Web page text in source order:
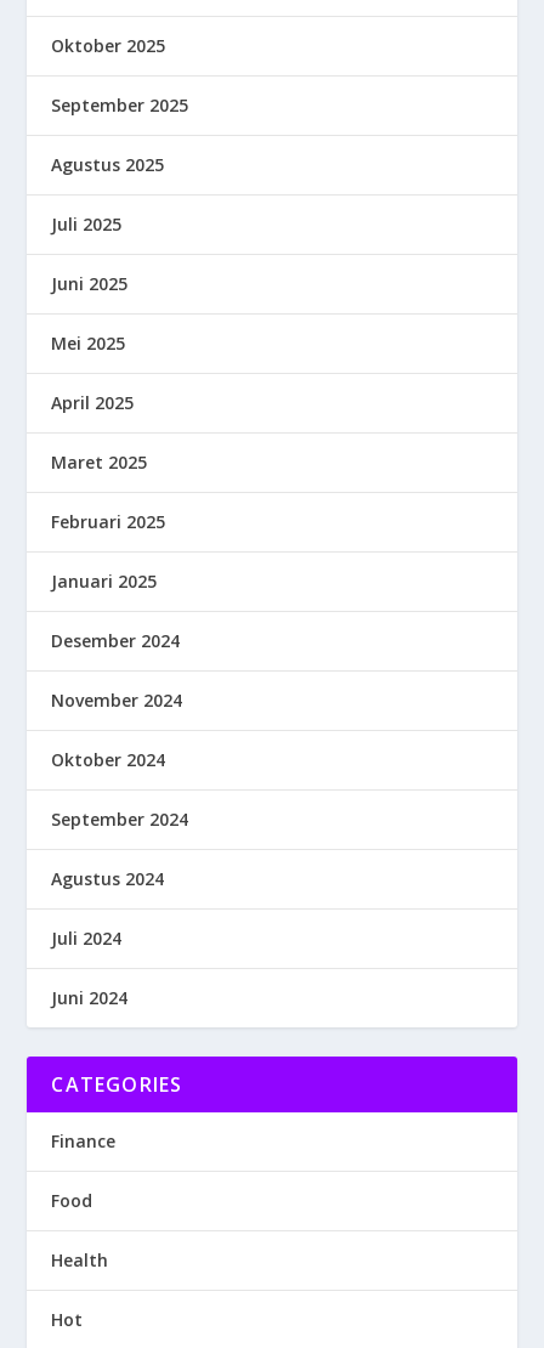
Oktober 2025
September 2025
Agustus 2025
Juli 2025
Juni 2025
Mei 2025
April 2025
Maret 2025
Februari 2025
Januari 2025
Desember 2024
November 2024
Oktober 2024
September 2024
Agustus 2024
Juli 2024
Juni 2024
CATEGORIES
Finance
Food
Health
Hot